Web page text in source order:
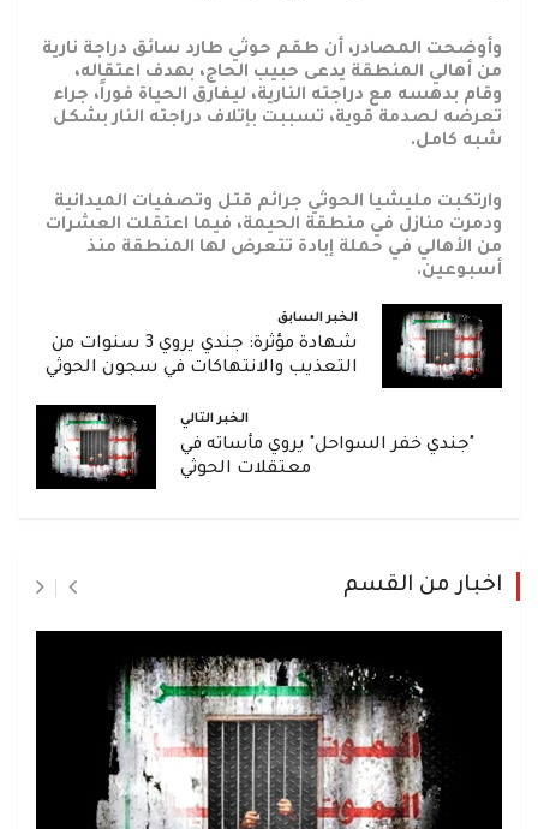
وأوضحت المصادر، أن طقم حوثي طارد سائق دراجة نارية
من أهالي المنطقة يدعى حبيب الحاج، بهدف اعتقاله،
وقام بدهسه مع دراجته النارية، ليفارق الحياة فوراً، جراء
تعرضه لصدمة قوية، تسببت بإتلاف دراجته النار بشكل
شبه كامل.
وارتكبت مليشيا الحوثي جرائم قتل وتصفيات الميدانية
ودمرت منازل في منطقة الحيمة، فيما اعتقلت العشرات
من الأهالي في حملة إبادة تتعرض لها المنطقة منذ
أسبوعين.
الخبر السابق
شهادة مؤثرة: جندي يروي 3 سنوات من
التعذيب والانتهاكات في سجون الحوثي
الخبر التالي
"جندي خفر السواحل" يروي مأساته في
معتقلات الحوثي
اخبار من القسم